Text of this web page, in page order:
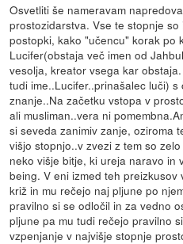
Osvetliti še nameravam
prostozidarstva. Vse te stopnje
postopki, kako "učencu" korak po
Lucifer(obstaja več imen od
vesolja, kreator vsega kar
tudi ime..Lucifer..prinašalec luči)
znanje..Na začetku vstopa v
ali musliman..vera ni
si seveda zanimiv zanje, oziroma
višjo stopnjo..v zvezi z tem so
neko višje bitje, ki ureja naravo in
being. V eni izmed teh
križ in mu rečejo naj pljune po
pravilno si se odločil in za vedno
pljune pa mu tudi rečejo pravilno
vzpenjanje v najvišje stopnje